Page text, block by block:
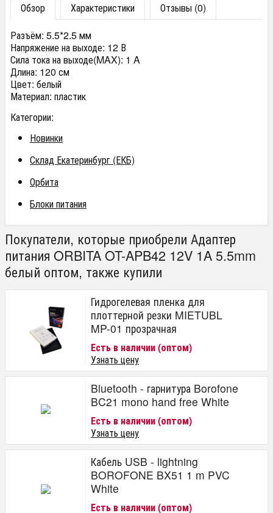
Обзор Характеристики
Отзывы (0)
Разъём: 5.5*2.5 мм
Напряжение на выходе: 12 В
Сила тока на выходе(MAX): 1 A
Длина: 120 см
Цвет: белый
Материал: пластик
Категории:
Новинки
Склад Екатеринбург (ЕКБ)
Орбита
Блоки питания
Покупатели, которые приобрели Адаптер
питания ORBITA OT-APB42 12V 1A 5.5mm
белый оптом, также купили
Гидрогелевая пленка для
плоттерной резки MIETUBL
MP-01 прозрачная
Есть в наличии (оптом)
Узнать цену
Bluetooth - гарнитура Borofone
BC21 mono hand free White
Есть в наличии (оптом)
Узнать цену
Кабель USB - lightning
BOROFONE BX51 1 m PVC
White
Есть в наличии (оптом)